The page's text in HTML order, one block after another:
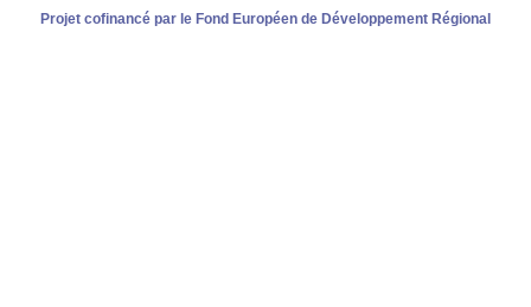
Projet cofinancé par le Fond Européen de Développement Régional